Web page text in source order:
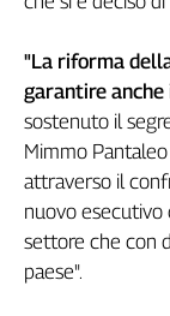
in
Progress
L'Italia
nel
Lavoro
Territori
Abruzzo-
"La riforma
garantire
sostenuto il
Mimmo
attraverso il
nuovo esecutivo
settore che con
paese".